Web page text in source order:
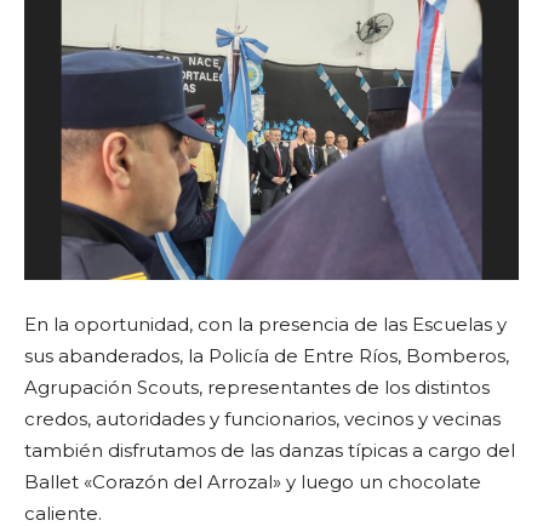
En la oportunidad, con la presencia de las Escuelas y
sus abanderados, la Policía de Entre Ríos, Bomberos,
Agrupación Scouts, representantes de los distintos
credos, autoridades y funcionarios, vecinos y vecinas
también disfrutamos de las danzas típicas a cargo del
Ballet «Corazón del Arrozal» y luego un chocolate
caliente.